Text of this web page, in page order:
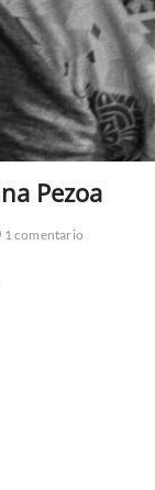
Pezoa
1 comentario